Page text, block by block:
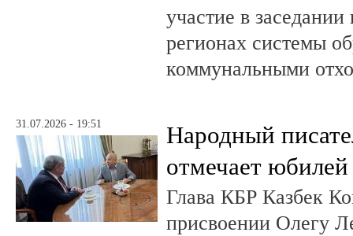
участие в
регионах системы
коммунальными
31.07.2026 - 19:51
Народный
отмечает юбилей
Глава КБР Казбек
присвоении Олегу